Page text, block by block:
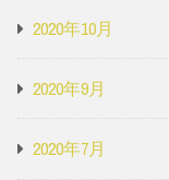
2020年10月
2020年9月
2020年7月